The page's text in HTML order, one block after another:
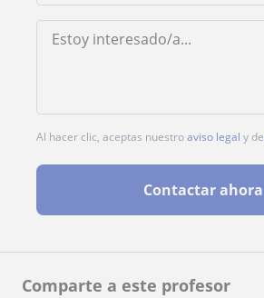
Comparte a este profesor
Al hacer clic, aceptas nuestroaviso legal y de
Contactar ahora